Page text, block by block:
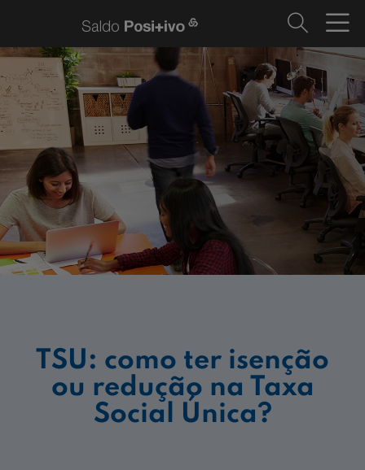
TSU: como ter isenção
ou redução na Taxa
Social Única?